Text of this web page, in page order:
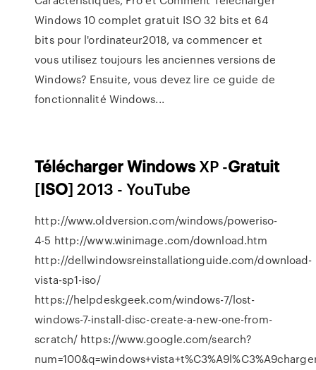
Windows 10 complet gratuit ISO 32 bits et 64
bits pour l'ordinateur2018, va commencer et
vous utilisez toujours les anciennes versions de
Windows? Ensuite, vous devez lire ce guide de
fonctionnalité Windows...
TéléchargerWindows XP -Gratuit
[ISO] 2013 - YouTube
http://www.oldversion.com/windows/poweriso-
4-5 http://www.winimage.com/download.htm
http://dellwindowsreinstallationguide.com/download-
vista-sp1-iso/
https://helpdeskgeek.com/windows-7/lost-
windows-7-install-disc-create-a-new-one-from-
scratch/ https://www.google.com/search?